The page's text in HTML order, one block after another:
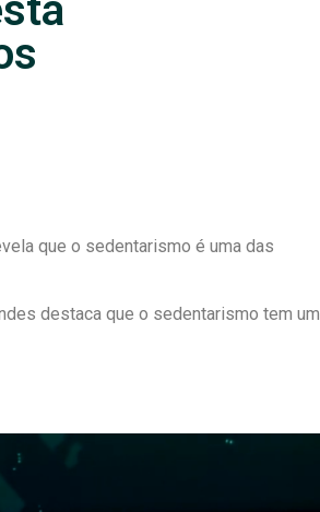
que o sedentarismo é uma das
destaca que o sedentarismo tem um